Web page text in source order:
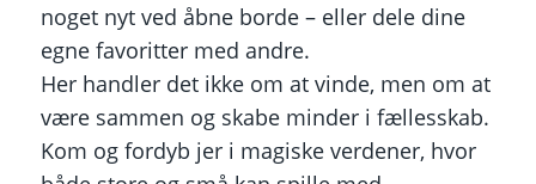
noget nyt ved åbne borde – eller dele dine
egne favoritter med andre.
Her handler det ikke om at vinde, men om at
være sammen og skabe minder i fællesskab.
Kom og fordyb jer i magiske verdener, hvor